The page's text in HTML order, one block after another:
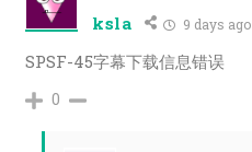
ksla 9 days ago
SPSF-45字幕下载信息错误
0